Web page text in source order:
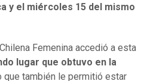
y el miércoles 15 del mismo
Femenina accedió a esta
lugar que obtuvo en la
que también le permitió estar